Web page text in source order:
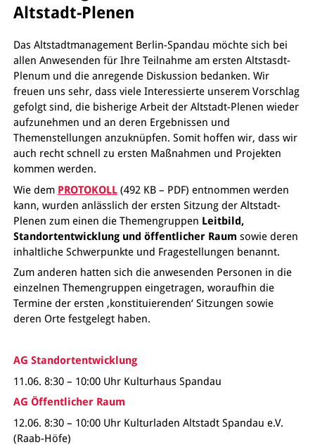
Altstadt-Plenen
Das Altstadtmanagement Berlin-Spandau möchte sich bei
allen Anwesenden für Ihre Teilnahme am ersten Altstasdt-
Plenum und die anregende Diskussion bedanken. Wir
freuen uns sehr, dass viele Interessierte unserem Vorschlag
gefolgt sind, die bisherige Arbeit der Altstadt-Plenen wieder
aufzunehmen und an deren Ergebnissen und
Themenstellungen anzuknüpfen. Somit hoffen wir, dass wir
auch recht schnell zu ersten Maßnahmen und Projekten
kommen werden.
Wie dem PROTOKOLL(492 KB – PDF) entnommen werden
kann, wurden anlässlich der ersten Sitzung der Altstadt-
Plenen zum einen die Themengruppen Leitbild,
Standortentwicklung und öffentlicher Raum sowie deren
inhaltliche Schwerpunkte und Fragestellungen benannt.
Zum anderen hatten sich die anwesenden Personen in die
einzelnen Themengruppen eingetragen, woraufhin die
Termine der ersten ‚konstituierenden‘ Sitzungen sowie
deren Orte festgelegt haben.
AG Standortentwicklung
11.06. 8:30 – 10:00 Uhr Kulturhaus Spandau
AG Öffentlicher Raum
12.06. 8:30 – 10:00 Uhr Kulturladen Altstadt Spandau e.V.
(Raab-Höfe)